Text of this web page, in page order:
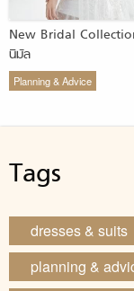
New Bridal
นิมัล
Planning & Advice
Tags
dresses & suits
planning &